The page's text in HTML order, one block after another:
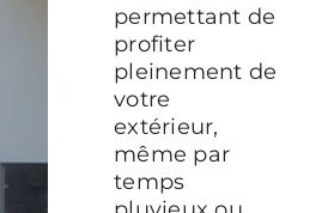
permettant de
profiter
pleinement de
votre
extérieur,
même par
temps